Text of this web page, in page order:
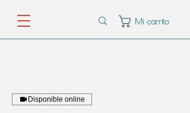
Mi carrito
Disponible online